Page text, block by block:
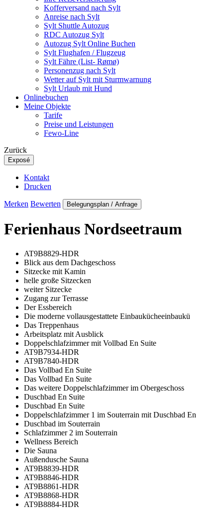
Kofferversand nach Sylt
Anreise nach Sylt
Sylt Shuttle Autozug
RDC Autozug Sylt
Autozug Sylt Online Buchen
Sylt Flughafen / Flugzeug
Sylt Fähre (List- Rømø)
Personenzug nach Sylt
Wetter auf Sylt mit Sturmwarnung
Sylt Urlaub mit Hund
Onlinebuchen
Meine Objekte
Tarife
Preise und Leistungen
Fewo-Line
Zurück
Exposé
Kontakt
Drucken
Merken Bewerten Belegungsplan / Anfrage
Ferienhaus Nordseetraum
AT9B8829-HDR
Blick aus dem Dachgeschoss
Sitzecke mit Kamin
helle große Sitzecken
weiter Sitzecke
Zugang zur Terrasse
Der Essbereich
Die moderne vollausgestattete Einbaukücheeinbaukü
Das Treppenhaus
Arbeitsplatz mit Ausblick
Doppelschlafzimmer mit Vollbad En Suite
AT9B7934-HDR
AT9B7840-HDR
Das Vollbad En Suite
Das Vollbad En Suite
Das weitere Doppelschlafzimmer im Obergeschoss
Duschbad En Suite
Duschbad En Suite
Doppelschlafzimmer 1 im Souterrain mit Duschbad En
Duschbad im Souterrain
Schlafzimmer 2 im Souterrain
Wellness Bereich
Die Sauna
Außendusche Sauna
AT9B8839-HDR
AT9B8846-HDR
AT9B8861-HDR
AT9B8868-HDR
AT9B8884-HDR